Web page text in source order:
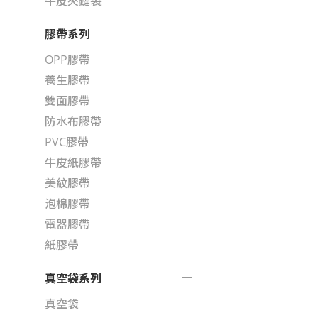
膠帶系列
OPP膠帶
養生膠帶
雙面膠帶
防水布膠帶
PVC膠帶
牛皮紙膠帶
美紋膠帶
泡棉膠帶
電器膠帶
紙膠帶
真空袋系列
真空袋